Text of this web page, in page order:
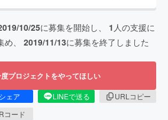
10/25に募集を開始し、 1 人の支援に
め、 2019/11/13に募集を終了しました
度プロジェクトをやってほしい
シェア LINEで送る
URLコピー
コード